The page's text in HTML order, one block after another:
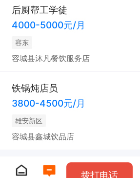
后厨帮工学徒
4000-5000元/月
容东
容城县沐凡餐饮服务店
铁锅炖店员
3800-4500元/月
雄安新区
容城县鑫城饮品店
拨打电话